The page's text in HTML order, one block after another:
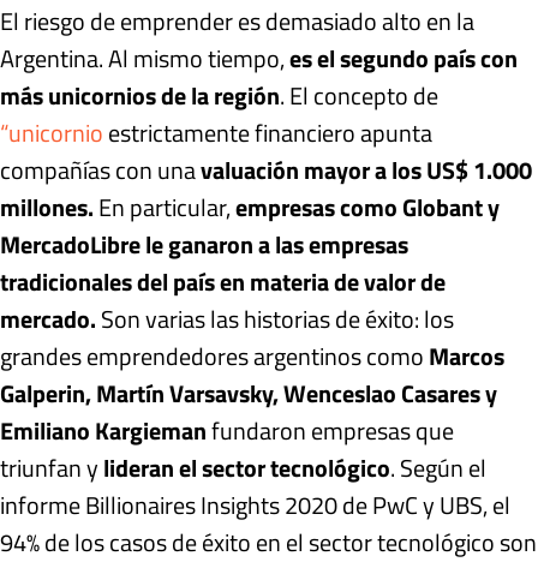
El riesgo de emprender es demasiado alto en la
Argentina. Al mismo tiempo,es el segundo país con
más unicornios de la región. El concepto de
“unicornioestrictamente financiero apunta
compañías con unavaluación mayor a los US$ 1.000
millones.En particular,empresas como Globant y
MercadoLibre le ganaron a las empresas
tradicionales del país en materia de valor de
mercado.Son varias las historias de éxito: los
grandes emprendedores argentinos comoMarcos
Galperin, Martín Varsavsky, Wenceslao Casares y
Emiliano Kargiemanfundaron empresas que
triunfan ylideran el sector tecnológico. Según el
informe Billionaires Insights 2020 de PwC y UBS, el
94% de los casos de éxito en el sector tecnológico son